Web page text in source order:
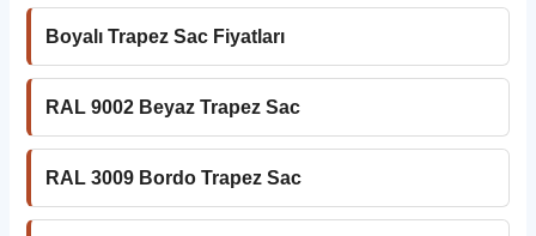
Boyalı Trapez Sac Fiyatları
RAL 9002 Beyaz Trapez Sac
RAL 3009 Bordo Trapez Sac